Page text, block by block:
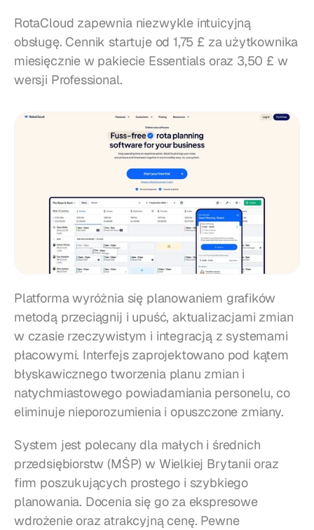
RotaCloud zapewnia niezwykle intuicyjną
obsługę. Cennik startuje od 1,75 £ za użytkownika
miesięcznie w pakiecie Essentials oraz 3,50 £ w
wersji Professional.
Platforma wyróżnia się planowaniem grafików
metodą przeciągnij i upuść, aktualizacjami zmian
w czasie rzeczywistym i integracją z systemami
płacowymi. Interfejs zaprojektowano pod kątem
błyskawicznego tworzenia planu zmian i
natychmiastowego powiadamiania personelu, co
eliminuje nieporozumienia i opuszczone zmiany.
System jest polecany dla małych i średnich
przedsiębiorstw (MŚP) w Wielkiej Brytanii oraz
firm poszukujących prostego i szybkiego
planowania. Docenia się go za ekspresowe
wdrożenie oraz atrakcyjną cenę. Pewne